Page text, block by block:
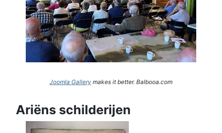
Joomla Gallery makes it better. Balbooa.com
Ariëns schilderijen